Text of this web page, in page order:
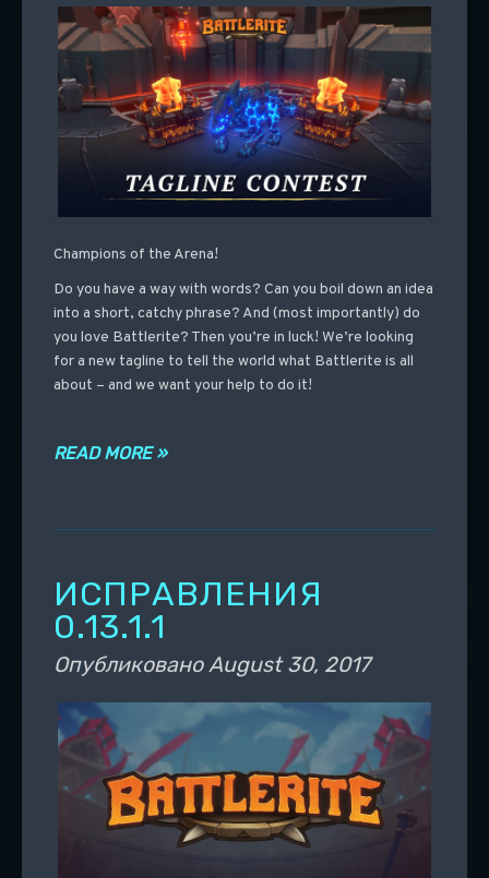
Champions of the Arena!
Do you have a way with words? Can you boil down an idea
into a short, catchy phrase? And (most importantly) do
you love Battlerite? Then you’re in luck! We’re looking
for a new tagline to tell the world what Battlerite is all
about – and we want your help to do it!
READ MORE »
ИСПРАВЛЕНИЯ
0.13.1.1
ОпубликованоAugust 30, 2017